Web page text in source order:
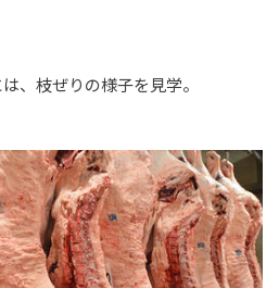
、枝ぜりの様子を見学。